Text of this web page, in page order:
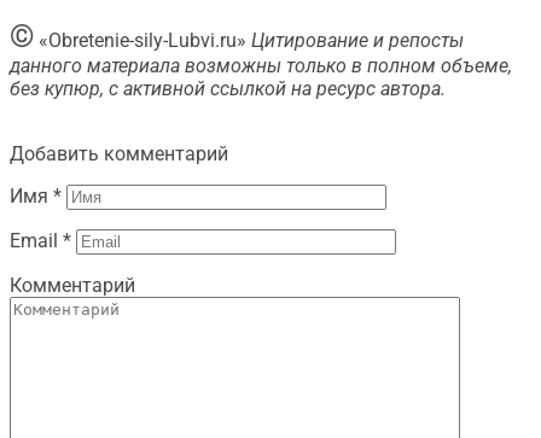
© «Obretenie-sily-Lubvi.ru» Цитирование и репосты
данного материала возможны только в полном объеме,
без купюр, с активной ссылкой на ресурс автора.
Добавить комментарий
Имя *
Email *
Комментарий